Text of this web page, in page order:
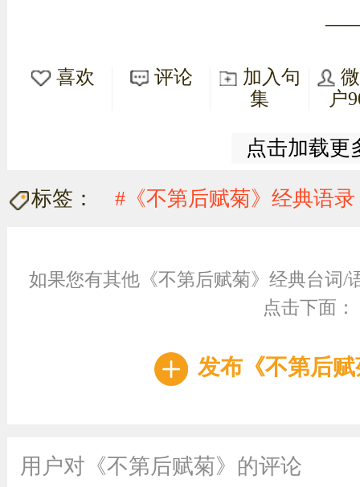
喜欢 评论
加入句
集
户
点击加载更
标签： #《不第后赋菊》经典语录
如果您有其他《不第后赋菊》经典台词/
点击下面：
发布《不第后
用户对《不第后赋菊》的评论